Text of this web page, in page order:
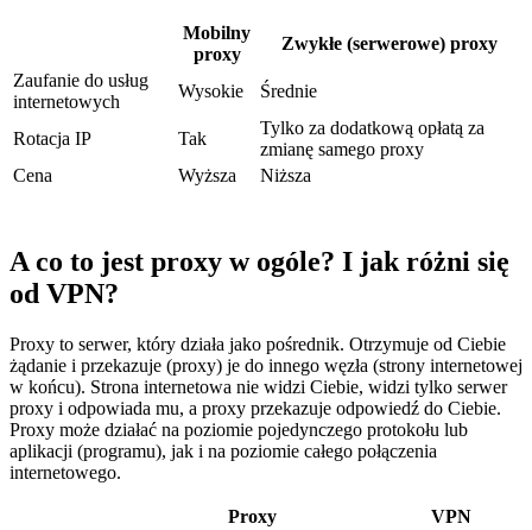
Mobilny
proxy
Zwykłe (serwerowe) proxy
Zaufanie do usług
internetowych
Wysokie Średnie
Rotacja IP Tak
Tylko za dodatkową opłatą za
zmianę samego proxy
Cena
Wyższa Niższa
A co to jest proxy w ogóle? I jak różni się
od VPN?
Proxy to serwer, który działa jako pośrednik. Otrzymuje od Ciebie
żądanie i przekazuje (proxy) je do innego węzła (strony internetowej
w końcu). Strona internetowa nie widzi Ciebie, widzi tylko serwer
proxy i odpowiada mu, a proxy przekazuje odpowiedź do Ciebie.
Proxy może działać na poziomie pojedynczego protokołu lub
aplikacji (programu), jak i na poziomie całego połączenia
internetowego.
Proxy
VPN